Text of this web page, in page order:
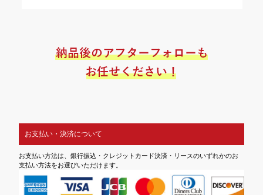
お支払い・決済について
お支払い方法は、銀行振込・クレジットカード決済・リースのいずれかのお
支払い方法をお選びいただけます。